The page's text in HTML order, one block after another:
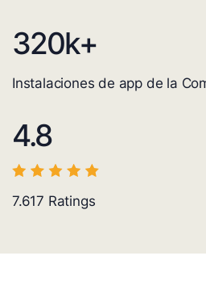
320k+
Instalaciones de app de la
4.8
7.617 Ratings